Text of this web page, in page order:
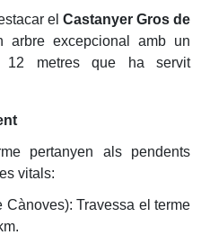
el Castanyer Gros de
arbre excepcional amb un
12 metres que ha servit
pertanyen als pendents
vitals:
Cànoves): Travessa el terme